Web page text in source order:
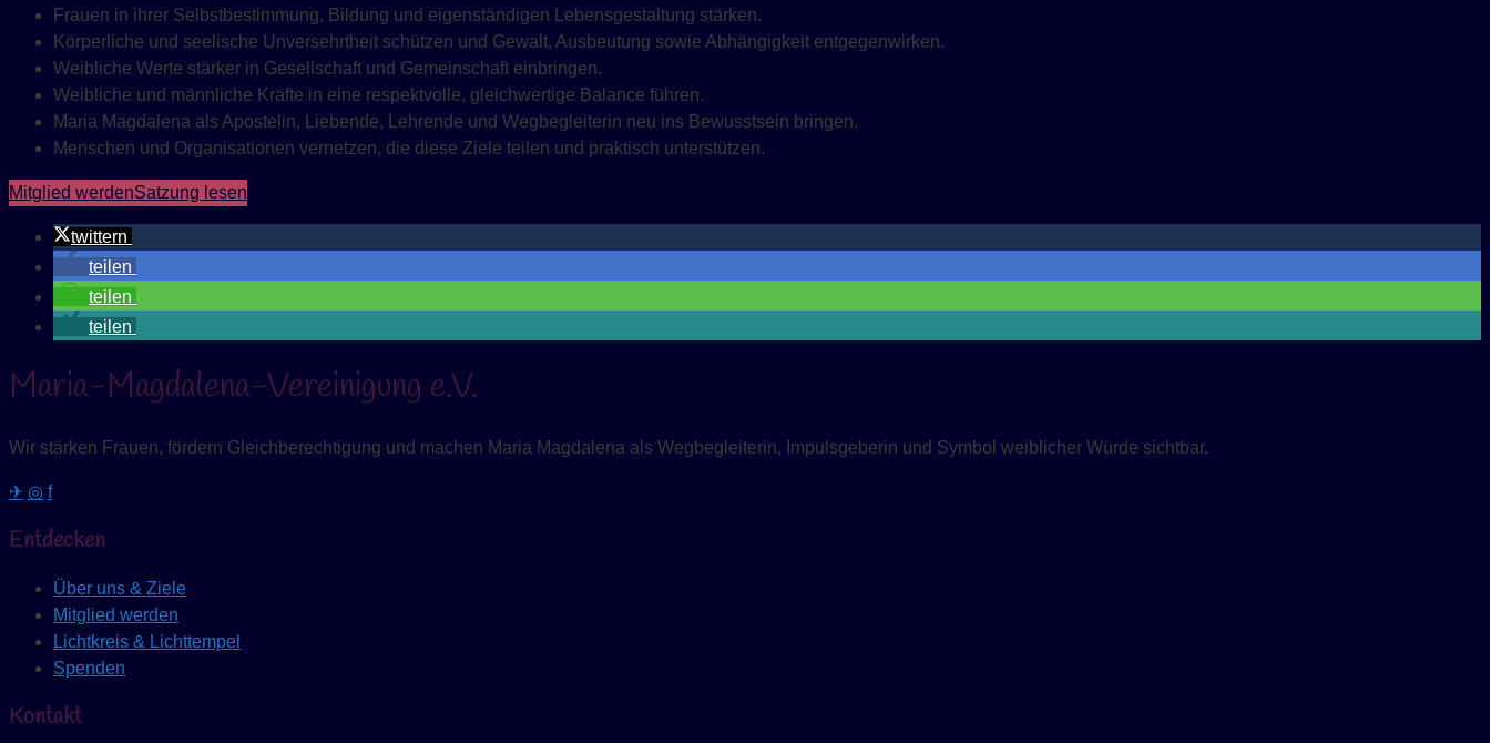
Frauen in ihrer Selbstbestimmung, Bildung und eigenständigen Lebensgestaltung stärken.
Körperliche und seelische Unversehrtheit schützen und Gewalt, Ausbeutung sowie Abhängigkeit entgegenwirken.
Weibliche Werte stärker in Gesellschaft und Gemeinschaft einbringen.
Weibliche und männliche Kräfte in eine respektvolle, gleichwertige Balance führen.
Maria Magdalena als Apostelin, Liebende, Lehrende und Wegbegleiterin neu ins Bewusstsein bringen.
Menschen und Organisationen vernetzen, die diese Ziele teilen und praktisch unterstützen.
Mitglied werdenSatzung lesen
twittern
teilen
teilen
teilen
Maria-Magdalena-Vereinigung e.V.
Wir stärken Frauen, fördern Gleichberechtigung und machen Maria Magdalena als Wegbegleiterin, Impulsgeberin und Symbol weiblicher Würde sichtbar.
✈ ◎ f
Entdecken
Über uns & Ziele
Mitglied werden
Lichtkreis & Lichttempel
Spenden
Kontakt